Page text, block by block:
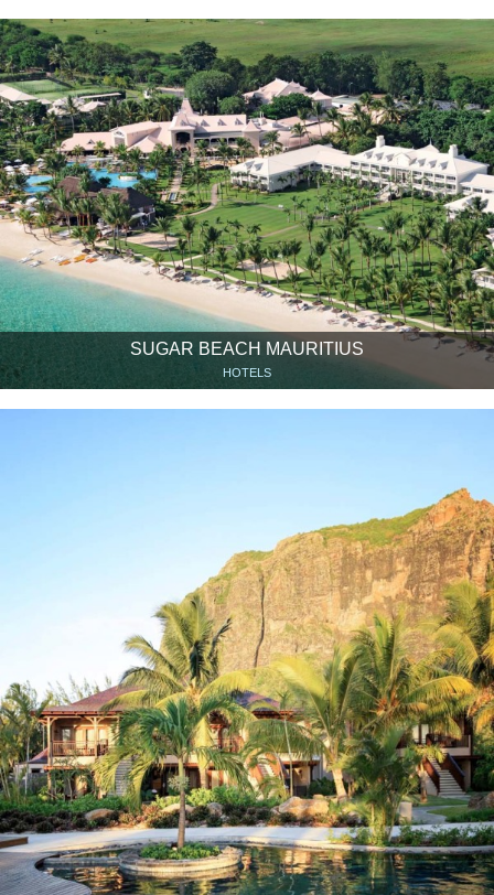
SUGAR BEACH MAURITIUS
HOTELS